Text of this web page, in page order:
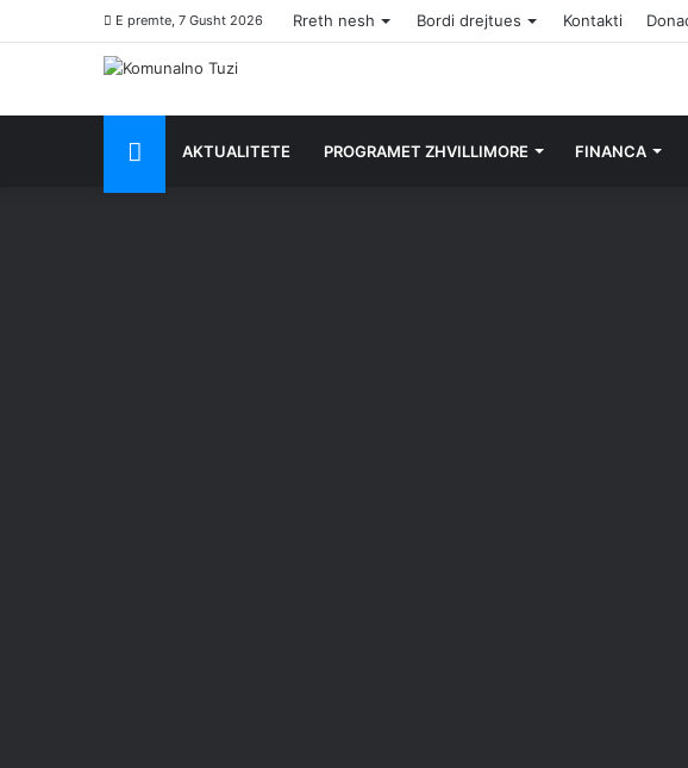
E premte, 7 Gusht 2026 Rreth nesh Bordi drejtues Kontakti
HYRJEAKTUALITETE PROGRAMET ZHVILLIMORE FINANCA